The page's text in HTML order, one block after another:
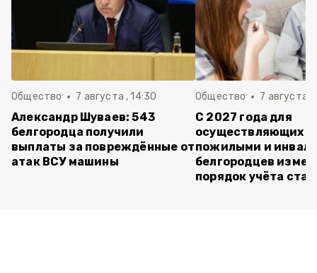
Общество 7 августа , 14:30
Александр Шуваев: 543
белгородца получили
выплаты за повреждённые от
атак ВСУ машины
Общество 7 августа ,
С 2027 года для
осуществляющих
пожилыми и
белгородцев
порядок учёта ста